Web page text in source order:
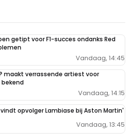
getipt voor F1-succes ondanks Red
Vandaag, 14:45
maakt verrassende artiest voor
Vandaag, 14:15
vindt opvolger Lambiase bij Aston Martin'
Vandaag, 13:45